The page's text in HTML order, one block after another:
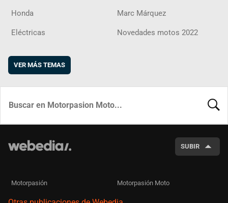
Honda Marc Márquez
Eléctricas Novedades motos 2022
VER MÁS TEMAS
SUBIR
Motorpasión Motorpasión Moto